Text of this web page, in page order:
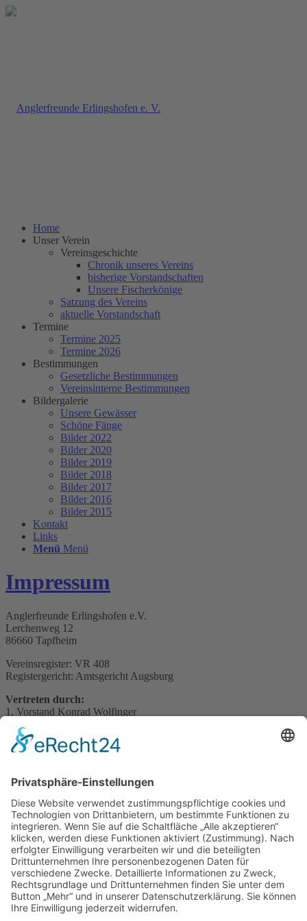
Home
Unser Verein
Vereinsgeschichte
Chronik unseres Vereins
bisherige Vorstandschaften
Unsere Fischerkönige
Satzung des Vereins
aktuelle Vorstandschaft
Termine
Termine 2025
Termine 2026
Bestimmungen
Gesetzliche Bestimmungen
Vereinsinterne Bestimmungen
Bildergalerie
Unsere Gewässer
Schöne Fänge
Bilder 2022
Bilder 2020
Bilder 2019
Bilder 2018
Bilder 2017
Bilder 2016
Bilder 2015
Kontakt
Links
Menü Menü
Impressum
Anglerfreunde Erlingshofen e.V.
Lerchenweg 12
86660 Tapfheim
Vereinsregister: VR 408
Registergericht: Amtsgericht Augsburg
Vertreten durch:
1. Vorstand Konrad Wolfinger
Kontakt
E-Mail:info@anglerfreunde-erlingshofen.de
Verbraucher­streit­beilegung/Universal­
schlichtungs­stelle
Wir sind nicht bereit oder verpflichtet, an Streitbeilegungsverfahren
vor einer Verbraucherschlichtungsstelle teilzunehmen.
Gestaltung der Homepage: